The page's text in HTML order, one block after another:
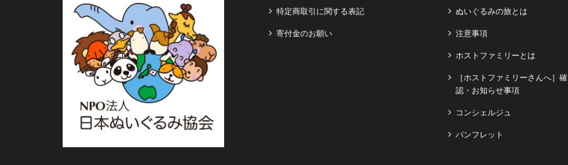
特定商取引に関する表記
寄付金のお願い
ぬいぐるみの旅とは
注意事項
ホストファミリーとは
［ホストファミリーさんへ］確
認・お知らせ事項
コンシェルジュ
パンフレット